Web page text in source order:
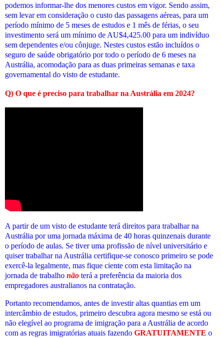
podemos informar-lhe dos menores custos em vigor. Sendo assim,
sem levar em consideração o custo das passagens aéreas, para um
período mínimo de 5 meses de estudos e 1 mês de férias, o seu
investimento será um mínimo de AU$4,425.00 para um indivíduo
sem dependentes e/ou cônjuge. Nestes custos estão incluídos o
seguro de saúde obrigatório por todo o período de 6 meses na
Austrália, acomodação para as duas primeiras semanas e taxa
governamental do visto de estudante.
Q) O que é preciso para trabalhar na Austrália em 2024?
A partir de um visto de estudante terá direitos para trabalhar na
Austrália por uma jornada máxima de 40 horas quinzenais durante
o período de aulas. Se tiver uma profissão de nível universitário e
quiser trabalhar na Austrália certifique-se conosco primeiro se pode
exercê-la legalmente, mas fique ciente com esta limitação na
jornada de trabalho não terá a preferência da maioria dos
empregadores australianos na contratação.
Portanto recomendamos, antes de investir altas quantias em um
intercâmbio de estudos, primeiro descubra agora mesmo se está ou
não elegível ao programa de imigração para a Austrália de acordo
com as regras imigratórias atuais fazendo GRATUITAMENTE o